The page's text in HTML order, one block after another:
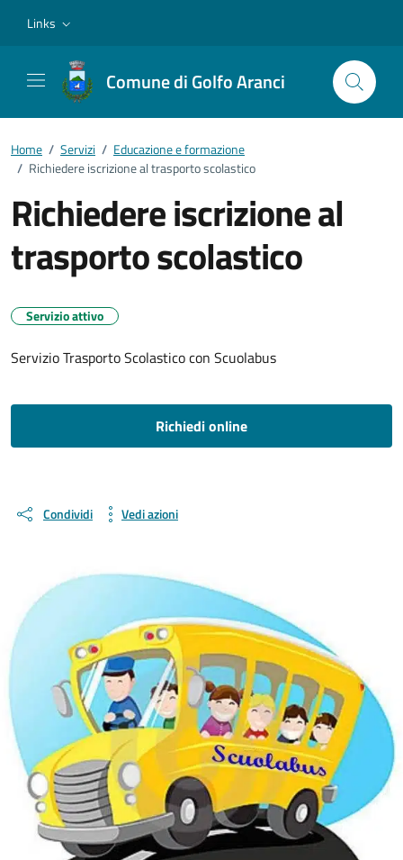
Links
Comune di Golfo Aranci
Home / Servizi / Educazione e formazione
/ Richiedere iscrizione al trasporto scolastico
Richiedere iscrizione al
trasporto scolastico
Servizio attivo
Servizio Trasporto Scolastico con Scuolabus
Richiedi online
Condividi Vedi azioni